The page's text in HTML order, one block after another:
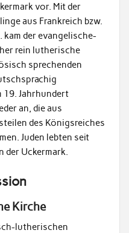
vor. Mit der
aus Frankreich bzw.
kam der evangelische-
rein lutherische
sprechenden
Jahrhundert
an, die aus
des Königsreiches
Juden lebten seit
der Uckermark.
Kirche
lutherischen